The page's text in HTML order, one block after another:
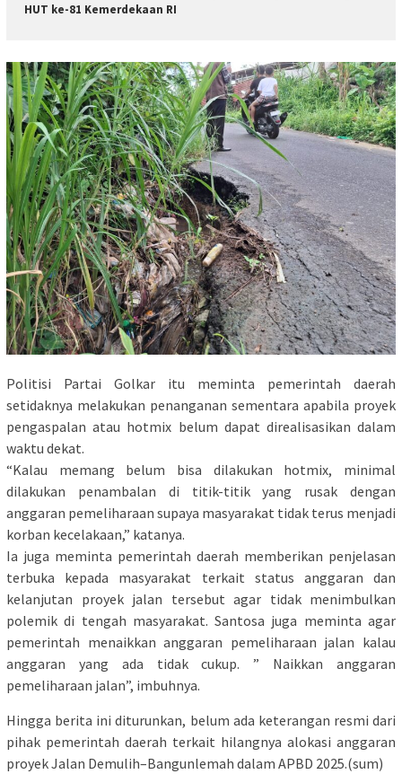
HUT ke-81 Kemerdekaan RI
Politisi Partai Golkar itu meminta pemerintah daerah
setidaknya melakukan penanganan sementara apabila proyek
pengaspalan atau hotmix belum dapat direalisasikan dalam
waktu dekat.
“Kalau memang belum bisa dilakukan hotmix, minimal
dilakukan penambalan di titik-titik yang rusak dengan
anggaran pemeliharaan supaya masyarakat tidak terus menjadi
korban kecelakaan,” katanya.
Ia juga meminta pemerintah daerah memberikan penjelasan
terbuka kepada masyarakat terkait status anggaran dan
kelanjutan proyek jalan tersebut agar tidak menimbulkan
polemik di tengah masyarakat. Santosa juga meminta agar
pemerintah menaikkan anggaran pemeliharaan jalan kalau
anggaran yang ada tidak cukup. ” Naikkan anggaran
pemeliharaan jalan”, imbuhnya.
Hingga berita ini diturunkan, belum ada keterangan resmi dari
pihak pemerintah daerah terkait hilangnya alokasi anggaran
proyek Jalan Demulih–Bangunlemah dalam APBD 2025.(sum)